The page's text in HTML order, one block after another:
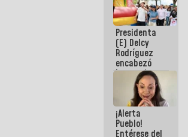
escribir
hazlo hoy
por que no
sabemos si
la semana
que viene
hay
programa
Presidenta
(E) Delcy
Rodríguez
encabezó
lanzamiento
del Plan
Nacional de
Recreación
Vacacional
¡Alerta
Pueblo!
Entérese del